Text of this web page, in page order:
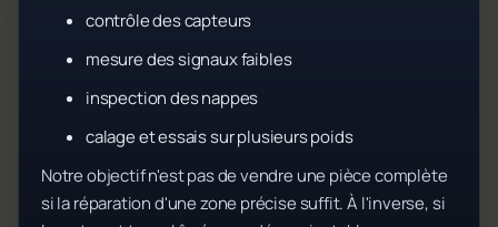
contrôle des capteurs
mesure des signaux faibles
inspection des nappes
calage et essais sur plusieurs poids
Notre objectif n'est pas de vendre une pièce complète
si la réparation d'une zone précise suffit. À l'inverse, si